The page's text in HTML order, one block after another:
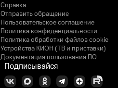
Справка
Отправить обращение
Пользовательское соглашение
Политика конфиденциальности
Политика обработки файлов cookie
Устройства КИОН (ТВ и приставки)
Документация пользования ПО
Подписывайся